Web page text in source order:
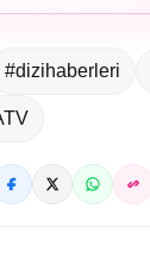
#dizihaberleri